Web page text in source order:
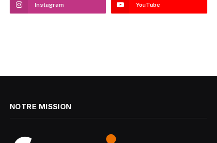
Instagram YouTube
NOTRE MISSION